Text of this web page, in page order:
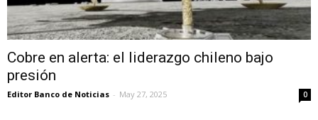
Cobre en alerta: el liderazgo chileno bajo
presión
Editor Banco de Noticias - May 27, 2025 0